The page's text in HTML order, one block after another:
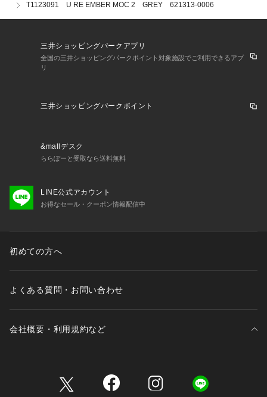
T1123091 U RE EMBER MOC 2 GREY 621313-0006
三井ショッピングパークアプリ
全国の三井ショッピングパークポイント対象施設でご利用できるアプ
リ
三井ショッピングパークポイント
&mallデスク
ららぽーと受取なら送料無料
LINE公式アカウント
お得なセール・クーポン情報配信中
初めての方へ
よくある質問・お問い合わせ
会社概要・利用規約など